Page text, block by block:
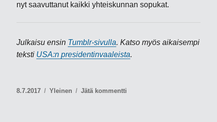
nyt saavuttanut kaikki yhteiskunnan sopukat.
Julkaisu ensin Tumblr-sivulla. Katso myös aikaisempi
teksti USA:n presidentinvaaleista.
Julkaistu
8.7.2017 Kategoriat
Yleinen Jätä kommentti